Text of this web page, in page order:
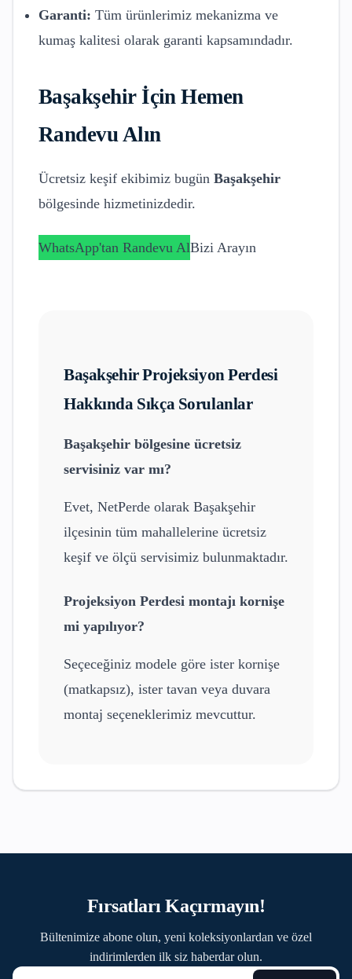
Garanti: Tüm ürünlerimiz mekanizma ve
kumaş kalitesi olarak garanti kapsamındadır.
Başakşehirİçin Hemen
Randevu Alın
Ücretsiz keşif ekibimiz bugün Başakşehir
bölgesinde hizmetinizdedir.
WhatsApp'tan Randevu AlBizi Arayın
BaşakşehirProjeksiyon Perdesi
Hakkında Sıkça Sorulanlar
Başakşehir bölgesine ücretsiz
servisiniz var mı?
Evet, NetPerde olarak Başakşehir
ilçesinin tüm mahallelerine ücretsiz
keşif ve ölçü servisimiz bulunmaktadır.
Projeksiyon Perdesi montajı kornişe
mi yapılıyor?
Seçeceğiniz modele göre ister kornişe
(matkapsız), ister tavan veya duvara
montaj seçeneklerimiz mevcuttur.
Fırsatları Kaçırmayın!
Bültenimize abone olun, yeni koleksiyonlardan ve özel
indirimlerden ilk siz haberdar olun.